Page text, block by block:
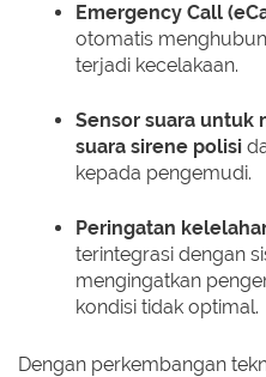
Emergency Call
otomatis
terjadi kecelakaan.
Sensor suara untuk
suara sirene polisi
kepada pengemudi.
Peringatan
terintegrasi dengan
mengingatkan
kondisi tidak optimal.
Dengan perkembangan